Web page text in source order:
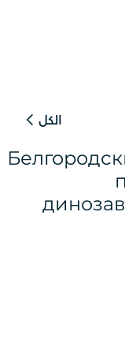
الكل